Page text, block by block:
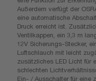
Außerdem verfügt der
eine automatische
Druck erreicht ist.
Ventilkappen, ein 3,3 m
12V Sicherungs-Stecker,
Luftschlauch mit leicht
zusätzliches LED Licht für
schlechten
Ein- / Ausschalter für eine